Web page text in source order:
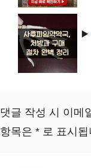
▶️
댓글 작성 시 이메
항목은 * 로 표시됩